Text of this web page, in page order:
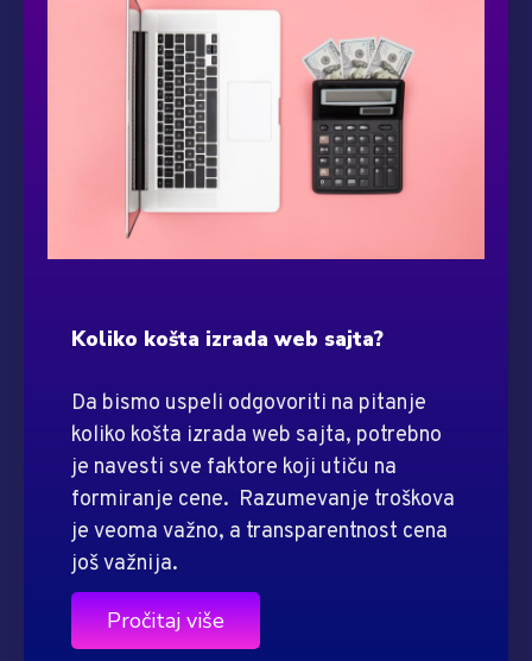
Koliko košta izrada web sajta?
Da bismo uspeli odgovoriti na pitanje
koliko košta izrada web sajta, potrebno
je navesti sve faktore koji utiču na
formiranje cene. Razumevanje troškova
je veoma važno, a transparentnost cena
još važnija.
Pročitaj više